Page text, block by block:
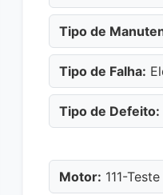
Tipo de
Tipo de Falha:
Tipo de Defeito:
Motor: 111-Teste